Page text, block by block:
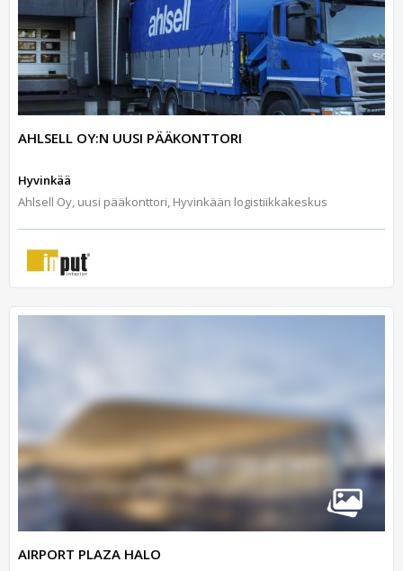
AHLSELL OY:N UUSI PÄÄKONTTORI
Hyvinkää
Ahlsell Oy, uusi pääkonttori, Hyvinkään logistiikkakeskus
AIRPORT PLAZA HALO